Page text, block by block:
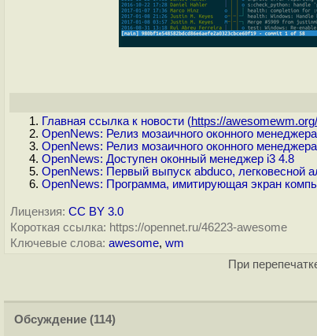
Главная ссылка к новости (https://
OpenNews: Релиз мозаичного оконного
OpenNews: Релиз мозаичного оконного
OpenNews: Доступен оконный менеджер i3 4.8
OpenNews: Первый выпуск abduco, легковесной
OpenNews: Программа, имитирующая экран
Лицензия: CC BY 3.0
Короткая ссылка: https://opennet.ru/46223-awesome
Ключевые слова: awesome, wm
При
Обсуждение (114)